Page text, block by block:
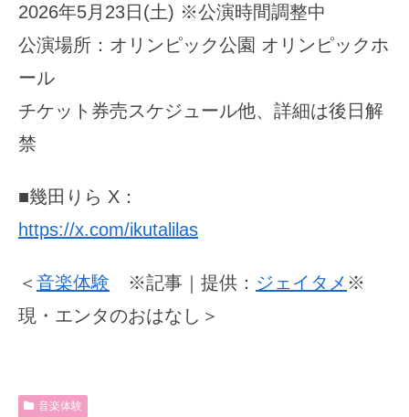
2026年5月23日(土) ※公演時間調整中
公演場所：オリンピック公園 オリンピックホ
ール
チケット券売スケジュール他、詳細は後日解
禁
■幾田りら X：
https://x.com/ikutalilas
＜ 音楽体験 ※記事｜提供： ジェイタメ ※
現・エンタのおはなし＞
音楽体験